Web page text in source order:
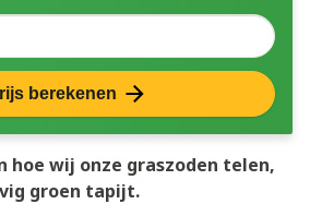
berekenen
hoe wij onze graszoden telen,
groen tapijt.